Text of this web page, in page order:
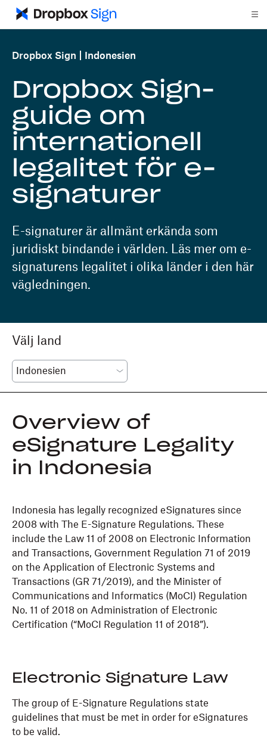
Dropbox Sign Indonesien
Dropbox Sign-
guide om
internationell
legalitet för e-
signaturer
E-signaturer är allmänt erkända som
juridiskt bindande i världen. Läs mer om e-
signaturens legalitet i olika länder i den här
vägledningen.
Välj land
Overview of
eSignature Legality
in Indonesia
Indonesia has legally recognized eSignatures since
2008 with The E-Signature Regulations. These
include the Law 11 of 2008 on Electronic Information
and Transactions, Government Regulation 71 of 2019
on the Application of Electronic Systems and
Transactions (GR 71/2019), and the Minister of
Communications and Informatics (MoCI) Regulation
No. 11 of 2018 on Administration of Electronic
Certification (“MoCI Regulation 11 of 2018”).
Electronic Signature Law
The group of E-Signature Regulations state
guidelines that must be met in order for eSignatures
to be valid.